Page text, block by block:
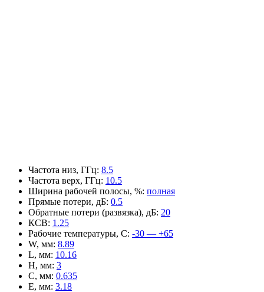
Частота низ, ГГц: 8.5
Частота верх, ГГц: 10.5
Ширина рабочей полосы, %: полная
Прямые потери, дБ: 0.5
Обратные потери (развязка), дБ: 20
КСВ: 1.25
Рабочие температуры, С: -30 — +65
W, мм: 8.89
L, мм: 10.16
H, мм: 3
C, мм: 0.635
E, мм: 3.18